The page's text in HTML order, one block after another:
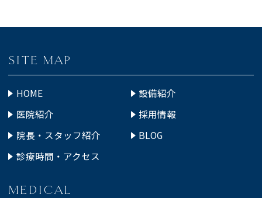
SITE MAP
HOME
医院紹介
院長・スタッフ紹介
診療時間・アクセス
設備紹介
採用情報
BLOG
MEDICAL